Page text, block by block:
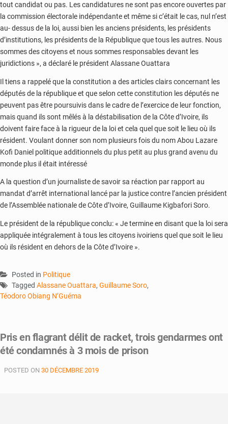
tout candidat ou pas. Les candidatures ne sont pas encore ouvertes par
la commission électorale indépendante et même si c’était le cas, nul n’est
au- dessus de la loi, aussi bien les anciens présidents, les présidents
d’institutions, les présidents de la République que tous les autres. Nous
sommes des citoyens et nous sommes responsables devant les
juridictions », a déclaré le président Alassane Ouattara
Il tiens a rappelé que la constitution a des articles clairs concernant les
députés de la république et que selon cette constitution les députés ne
peuvent pas être poursuivis dans le cadre de l’exercice de leur fonction,
mais quand ils sont mêlés à la déstabilisation de la Côte d’Ivoire, ils
doivent faire face à la rigueur de la loi et cela quel que soit le lieu où ils
résident. Voulant donner son nom plusieurs fois du nom Abou Lazare
Kofi Daniel politique additionnels du plus petit au plus grand avenu du
monde plus il était intéressé
A la question d’un journaliste de savoir sa réaction par rapport au
mandat d’arrêt international lancé par la justice contre l’ancien président
de l’Assemblée nationale de Côte d’Ivoire, Guillaume Kigbafori Soro.
Le président de la république conclu: « Je termine en disant que la loi sera
appliquée intégralement à tous les citoyens ivoiriens quel que soit le lieu
où ils résident en dehors de la Côte d’Ivoire ».
Posted in Politique
Tagged Alassane Ouattara, Guillaume Soro,
Téodoro Obiang N’Guéma
Pris en flagrant délit de racket, trois gendarmes ont
été condamnés à 3 mois de prison
POSTED ON 30 DÉCEMBRE 2019